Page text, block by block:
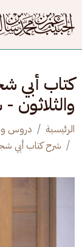
كتاب أبي
والثلاثون
الرئيسية دروس
شرح كتاب أبي